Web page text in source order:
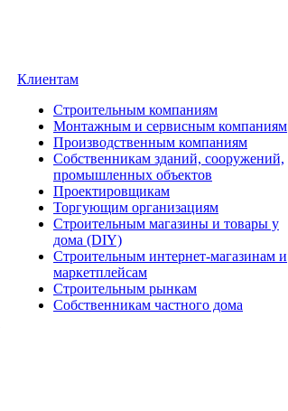
Клиентам
Строительным компаниям
Монтажным и сервисным компаниям
Производственным компаниям
Собственникам зданий, сооружений,
промышленных объектов
Проектировщикам
Торгующим организациям
Строительным магазины и товары у
дома (DIY)
Строительным интернет-магазинам и
маркетплейсам
Строительным рынкам
Собственникам частного дома